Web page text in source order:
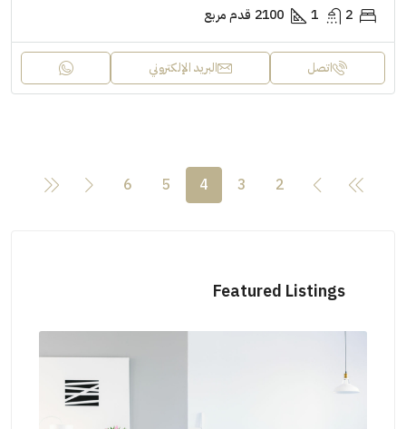
2
1
2100 قدم مربع
اتصل البريد الإلكتروني
2
3
4
5
6
Featured Listings